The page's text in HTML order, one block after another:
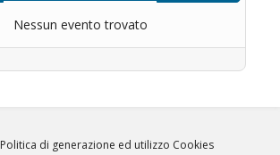
Nessun evento trovato
Politica di generazione ed utilizzo Cookies